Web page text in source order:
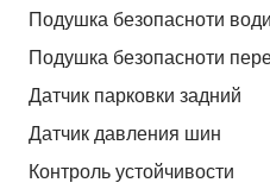
Подушка безопасноти
Подушка безопасноти
Датчик парковки задний
Датчик давления шин
Контроль устойчивости